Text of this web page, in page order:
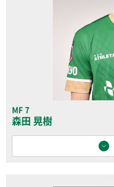
MF 7
森田 晃樹